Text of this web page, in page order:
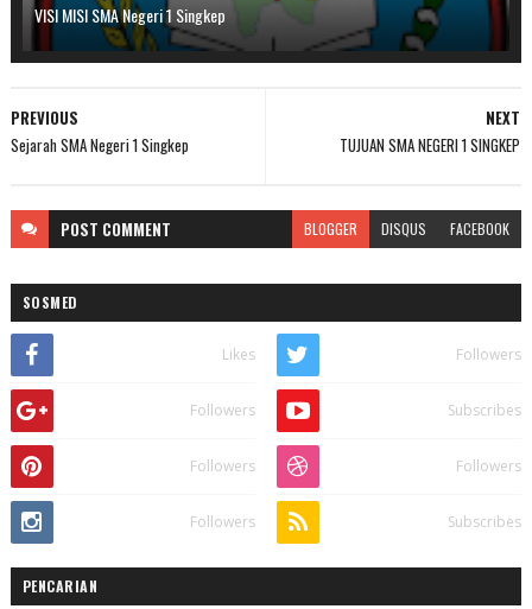
VISI MISI SMA Negeri 1 Singkep
NEXT
TUJUAN SMA NEGERI 1 SINGKEP
PREVIOUS
Sejarah SMA Negeri 1 Singkep
POST COMMENT BLOGGER DISQUS FACEBOOK
SOSMED
Likes Followers
Followers Subscribes
Followers Followers
Followers Subscribes
PENCARIAN